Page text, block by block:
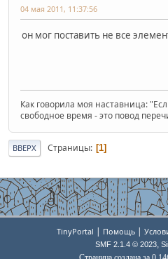
04 мая 2011, 11:37:56
он мог поставить не все
Как говорила моя наставница:
свободное время - это повод
ВВЕРХ Страницы 1
TinyPortal | Помощь |
SMF 2.1.4 © 2023,